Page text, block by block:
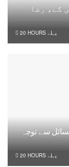
گے، رضا
20 HOURS پہلے
سے توجہ
20 HOURS پہلے